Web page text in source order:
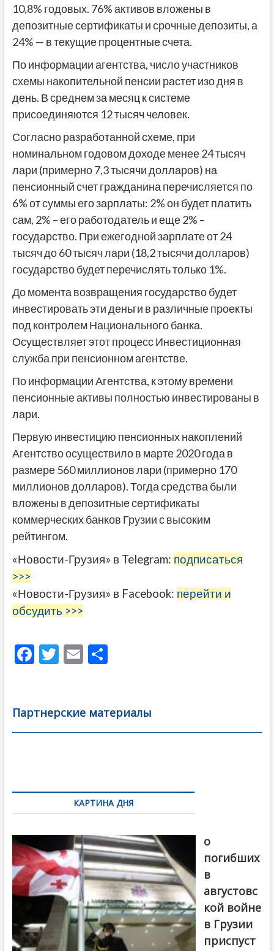
10,8% годовых. 76% активов вложены в
депозитные сертификаты и срочные депозиты, а
24% — в текущие процентные счета.
По информации агентства, число участников
схемы накопительной пенсии растет изо дня в
день. В среднем за месяц к системе
присоединяются 12 тысяч человек.
Согласно разработанной схеме, при
номинальном годовом доходе менее 24 тысяч
лари (примерно 7,3 тысячи долларов) на
пенсионный счет гражданина перечисляется по
6% от суммы его зарплаты: 2% он будет платить
сам, 2% – его работодатель и еще 2% –
государство. При ежегодной зарплате от 24
тысяч до 60 тысяч лари (18,2 тысячи долларов)
государство будет перечислять только 1%.
До момента возвращения государство будет
инвестировать эти деньги в различные проекты
под контролем Национального банка.
Осуществляет этот процесс Инвестиционная
служба при пенсионном агентстве.
По информации Агентства, к этому времени
пенсионные активы полностью инвестированы в
лари.
Первую инвестицию пенсионных накоплений
Агентство осуществило в марте 2020 года в
размере 560 миллионов лари (примерно 170
миллионов долларов). Тогда средства были
вложены в депозитные сертификаты
коммерческих банков Грузии с высоким
рейтингом.
«Новости-Грузия» в Telegram: подписаться
>>>
«Новости-Грузия» в Facebook: перейти и
обсудить >>>
F
b
o
T
er
E
l
О
а
в
Партнерские материалы
по
записямКАРТИНА ДНЯ
о
погибших
в
августовс
кой войне
в Грузии
приспуст